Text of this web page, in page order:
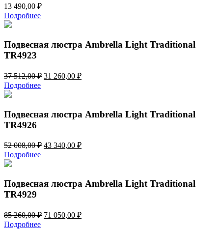
13 490,00 ₽
Подробнее
Подвесная люстра Ambrella Light Traditional
TR4923
37 512,00₽ Первоначальная
31 260,00 ₽Текущая
Подробнее
Подвесная люстра Ambrella Light Traditional
TR4926
52 008,00₽ Первоначальная
43 340,00 ₽Текущая
Подробнее
Подвесная люстра Ambrella Light Traditional
TR4929
85 260,00₽ Первоначальная
71 050,00 ₽Текущая
Подробнее